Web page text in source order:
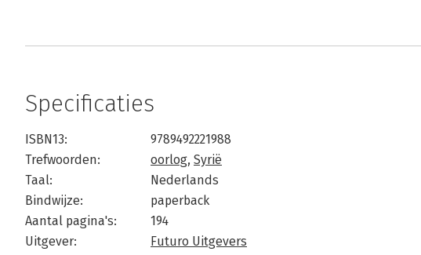
Specificaties
ISBN13:
9789492221988
Trefwoorden:
oorlog, Syrië
Taal:
Nederlands
Bindwijze:
paperback
Aantal pagina's:
194
Uitgever:
Futuro Uitgevers